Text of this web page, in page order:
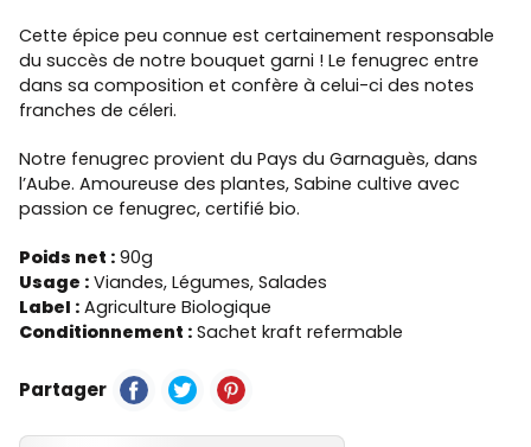
Cette épice peu connue est certainement responsable
du succès de notre bouquet garni ! Le fenugrec entre
dans sa composition et confère à celui-ci des notes
franches de céleri.
Notre fenugrec provient du Pays du Garnaguès, dans
l’Aube. Amoureuse des plantes, Sabine cultive avec
passion ce fenugrec, certifié bio.
Poids net : 90g
Usage : Viandes, Légumes, Salades
Label : Agriculture Biologique
Conditionnement : Sachet kraft refermable
Partager